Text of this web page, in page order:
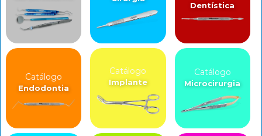
Dentística
Catálogo
Endodontia
Catálogo
Implante
Catálogo
Microcirurgia